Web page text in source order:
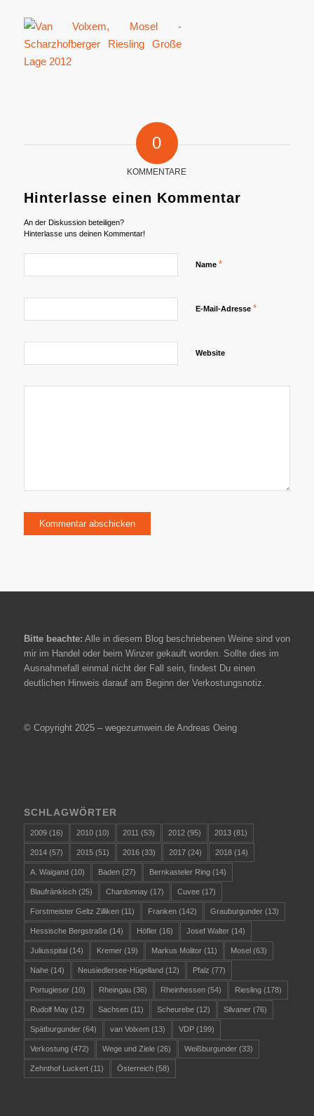
0
KOMMENTARE
Hinterlasse einen Kommentar
An der Diskussion beteiligen?
Hinterlasse uns deinen Kommentar!
Name *
E-Mail-Adresse *
Website
Bitte beachte: Alle in diesem Blog beschriebenen Weine sind von
mir im Handel oder beim Winzer gekauft worden. Sollte dies im
Ausnahmefall einmal nicht der Fall sein, findest Du einen
deutlichen Hinweis darauf am Beginn der Verkostungsnotiz.
© Copyright 2025 – wegezumwein.de Andreas Oeing
SCHLAGWÖRTER
2009(16) 2010(10) 2011 (53) 2012(95) 2013(81)
2014(57) 2015(51) 2016(33) 2017(24) 2018(14)
A. Waigand (10) Baden(27) Bernkasteler Ring(14)
Blaufränkisch(25) Chardonnay(17) Cuvee(17)
Forstmeister Geltz Zilliken(11) Franken(142) Grauburgunder(13)
Hessische Bergstraße(14) Höfler(16) Josef Walter(14)
Juliusspital (14) Kremer(19) Markus Molitor(11) Mosel (63)
Nahe(14) Neusiedlersee-Hügelland (12) Pfalz (77)
Portugieser(10) Rheingau(36) Rheinhessen(54) Riesling(178)
Rudolf May(12) Sachsen(11) Scheurebe(12) Silvaner(76)
Spätburgunder(64) van Volxem(13) VDP(199)
Verkostung(472) Wege und Ziele(26) Weißburgunder(33)
Zehnthof Luckert(11) Österreich(58)